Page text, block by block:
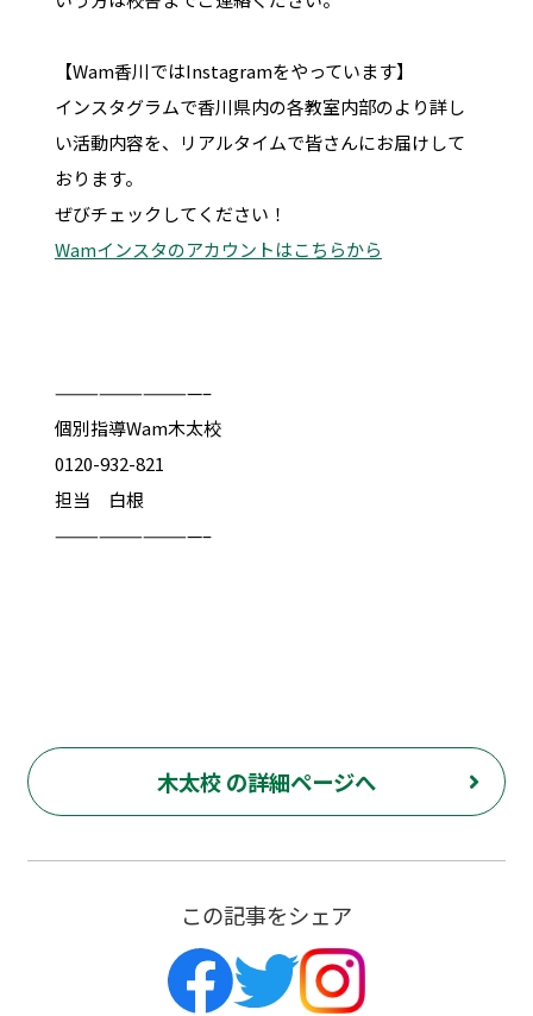
【Wam香川ではInstagramをやっています】
インスタグラムで香川県内の各教室内部のより詳し
い活動内容を、リアルタイムで皆さんにお届けして
おります。
ぜびチェックしてください！
Wamインスタのアカウントはこちらから
——————————–
個別指導Wam木太校
0120-932-821
担当 白根
——————————–
木太校 の詳細ページへ
この記事をシェア